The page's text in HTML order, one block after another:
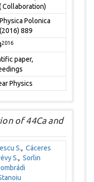
Collaboration)
Polonica
889
2016
paper,
Physics
of 44Ca and
S.,Cáceres
S.,Sorlin